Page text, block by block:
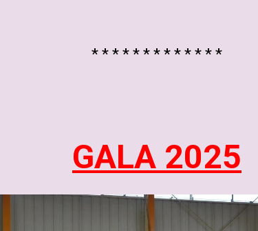
* * * * * * * * * * * * *
GALA 2025